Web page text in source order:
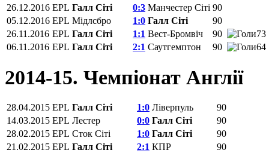
26.12.2016 EPL Галл Сіті 0:3 Манчестер Сіті 90
05.12.2016 EPL Мідлсбро 1:0 Галл Сіті
90
26.11.2016 EPL Галл Сіті 1:1 Вест-Бромвіч 90
73
06.11.2016 EPL Галл Сіті 2:1 Саутгемптон 90 64
2014-15. Чемпіонат Англії
28.04.2015 EPL Галл Сіті 1:0 Ліверпуль
90
14.03.2015 EPL Лестер 0:0 Галл Сіті
90
28.02.2015 EPL Сток Сіті 1:0 Галл Сіті
90
21.02.2015 EPL Галл Сіті 2:1 КПР
90